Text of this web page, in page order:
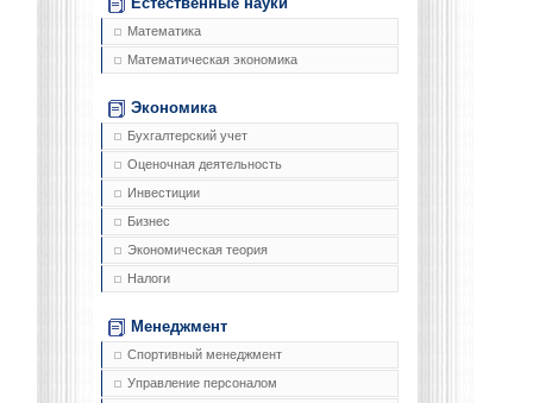
Математика
Математическая экономика
Экономика
Бухгалтерский учет
Оценочная деятельность
Инвестиции
Бизнес
Экономическая теория
Налоги
Менеджмент
Спортивный менеджмент
Управление персоналом